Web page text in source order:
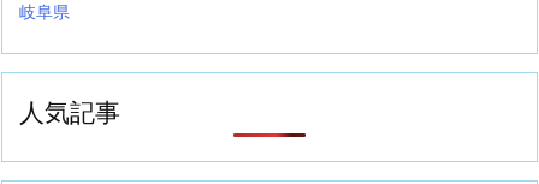
岐阜県
人気記事